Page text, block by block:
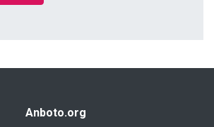
Anboto.org